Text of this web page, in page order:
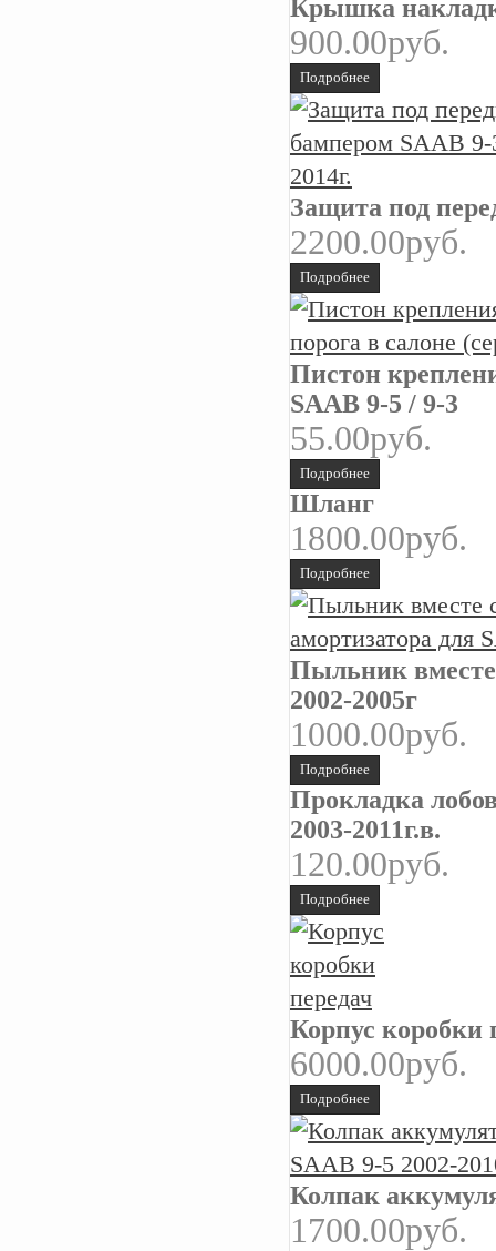
Крышка
900.00руб.
Подробнее
Защита под
2200.00руб.
Подробнее
Пистон
SAAB 9-5 / 9-3
55.00руб.
Подробнее
Шланг
1800.00руб.
Подробнее
Пыльник вместе
2002-2005г
1000.00руб.
Подробнее
Прокладка
2003-2011г.в.
120.00руб.
Подробнее
Корпус коробки
6000.00руб.
Подробнее
Колпак
1700.00руб.